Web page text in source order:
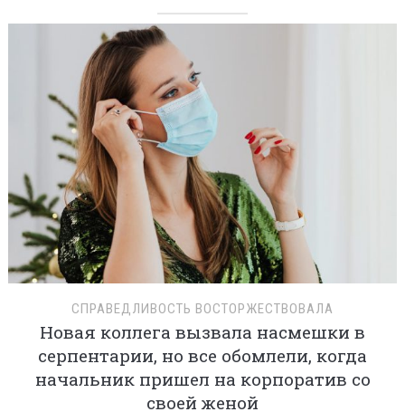
СПРАВЕДЛИВОСТЬ ВОСТОРЖЕСТВОВАЛА
Новая коллега вызвала насмешки в
серпентарии, но все обомлели, когда
начальник пришел на корпоратив со
своей женой